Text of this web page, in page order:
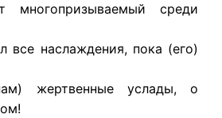
среди
все наслаждения, пока (его)
жертвенные услады, о